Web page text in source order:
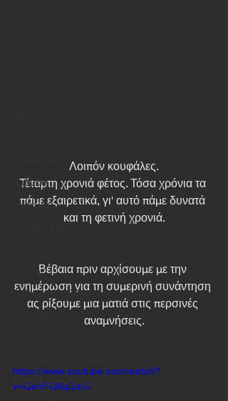
Youtube
Ατύχημα
Ιαβέρης
Εγκληματίες Οδηγοί
Φιλανθρωπικές Δράσεις
Λοιπόν κουφάλες.
Τέταρτη χρονιά φέτος. Τόσα χρόνια τα
πάμε εξαιρετικά, γι' αυτό πάμε δυνατά
και τη φετινή χρονιά.
Βέβαια πριν αρχίσουμε με την
ενημέρωση για τη συμερινή συνάντηση
ας ρίξουμε μια ματιά στις περσινές
αναμνήσεις.
https://www.youtube.com/watch?
v=QehFQ6qGztU